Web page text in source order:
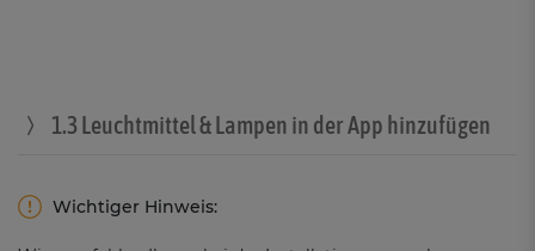
1.3 Leuchtmittel & Lampen in der App hinzufügen
Wichtiger Hinweis: